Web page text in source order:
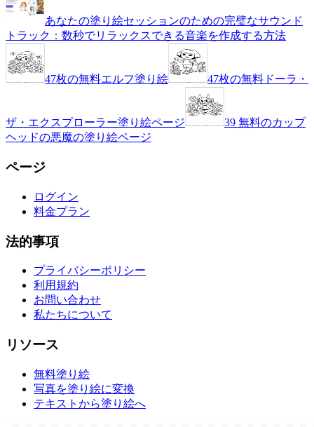
あなたの塗り絵セッションのための完璧なサウンド
トラック：数秒でリラックスできる音楽を作成する方法
47枚の無料エルフ塗り絵 47枚の無料ドーラ・
ザ・エクスプローラー塗り絵ページ
39 無料のカップ
ヘッドの悪魔の塗り絵ページ
ページ
ログイン
料金プラン
法的事項
プライバシーポリシー
利用規約
お問い合わせ
私たちについて
リソース
無料塗り絵
写真を塗り絵に変換
テキストから塗り絵へ